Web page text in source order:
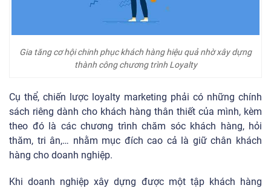
Gia tăng cơ hội chinh phục khách hàng hiệu quả nhờ xây dựng
thành công chương trình Loyalty
Cụ thể, chiến lược loyalty marketing phải có những chính
sách riêng dành cho khách hàng thân thiết của mình, kèm
theo đó là các chương trình chăm sóc khách hàng, hỏi
thăm, tri ân,… nhằm mục đích cao cả là giữ chân khách
hàng cho doanh nghiệp.
Khi doanh nghiệp xây dựng được một tập khách hàng